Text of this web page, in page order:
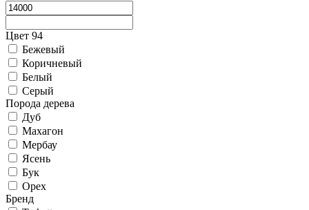
Цвет 94
Бежевый
Коричневый
Белый
Серый
Порода дерева
Дуб
Махагон
Мербау
Ясень
Бук
Орех
Бренд